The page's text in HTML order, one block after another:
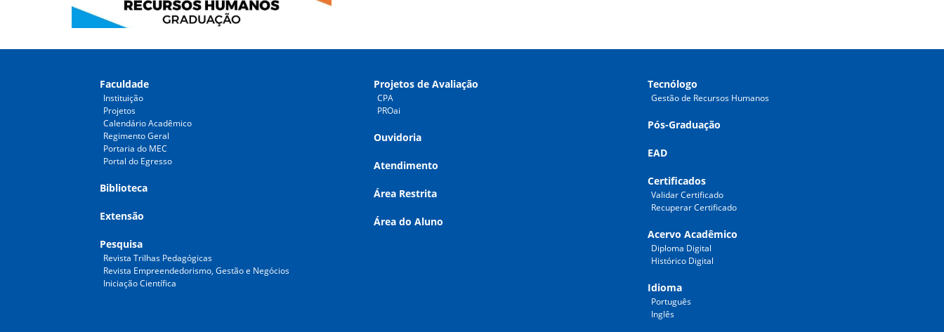
Faculdade
Instituição
Projetos
Calendário Acadêmico
Regimento Geral
Portaria do MEC
Portal do Egresso
Biblioteca
Extensão
Pesquisa
Revista Trilhas Pedagógicas
Revista Empreendedorismo, Gestão e Negócios
Iniciação Científica
Projetos de Avaliação
CPA
PROai
Ouvidoria
Atendimento
Área Restrita
Área do Aluno
Tecnólogo
Gestão de Recursos Humanos
Pós-Graduação
EAD
Certificados
Validar Certificado
Recuperar Certificado
Acervo Acadêmico
Diploma Digital
Histórico Digital
Idioma
Português
Inglês